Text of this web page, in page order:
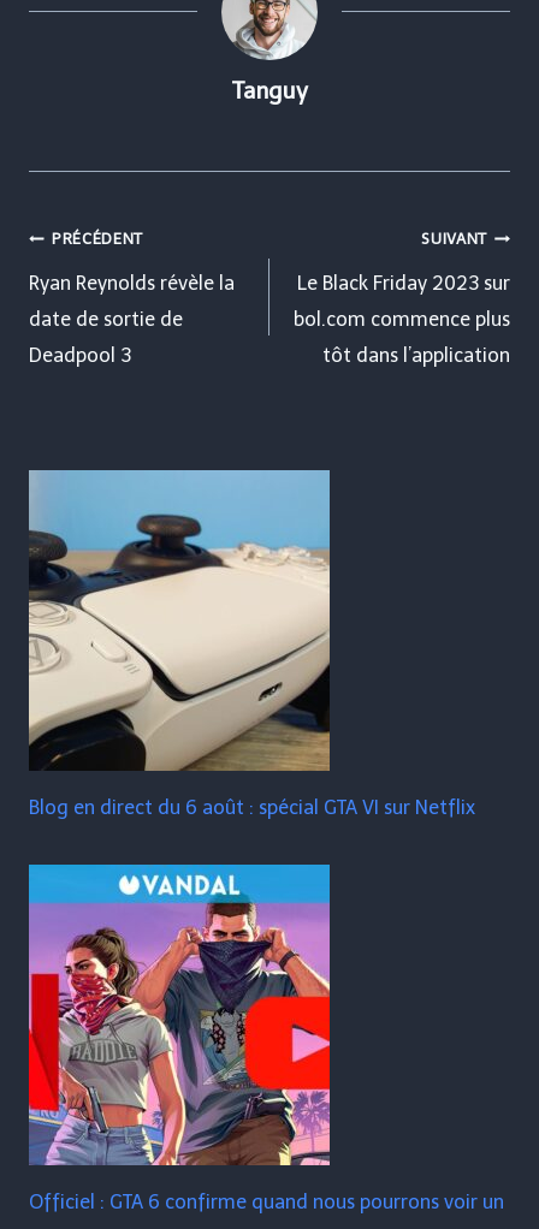
Tanguy
Navigation
de
l’article
PRÉCÉDENT
Ryan Reynolds révèle la
date de sortie de
Deadpool 3
SUIVANT
Le Black Friday 2023 sur
bol.com commence plus
tôt dans l’application
Blog en direct du 6 août : spécial GTA VI sur Netflix
Officiel : GTA 6 confirme quand nous pourrons voir un